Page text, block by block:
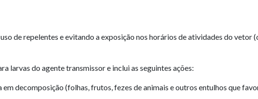
de repelentes e evitando a exposição nos horários de atividades do vetor
larvas do agente transmissor e inclui as seguintes ações:
decomposição (folhas, frutos, fezes de animais e outros entulhos que